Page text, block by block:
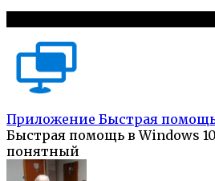
Приложение Быстрая помощь
Быстрая помощь в Windows
понятный